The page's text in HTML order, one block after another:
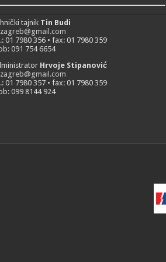
tajnik Tin Budi
01 7980 356 • fax: 01 7980 359
091 754 6654
Hrvoje Stipanović
01 7980 357 • fax: 01 7980 359
099 8144 924